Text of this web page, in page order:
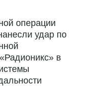
операции
удар по
в